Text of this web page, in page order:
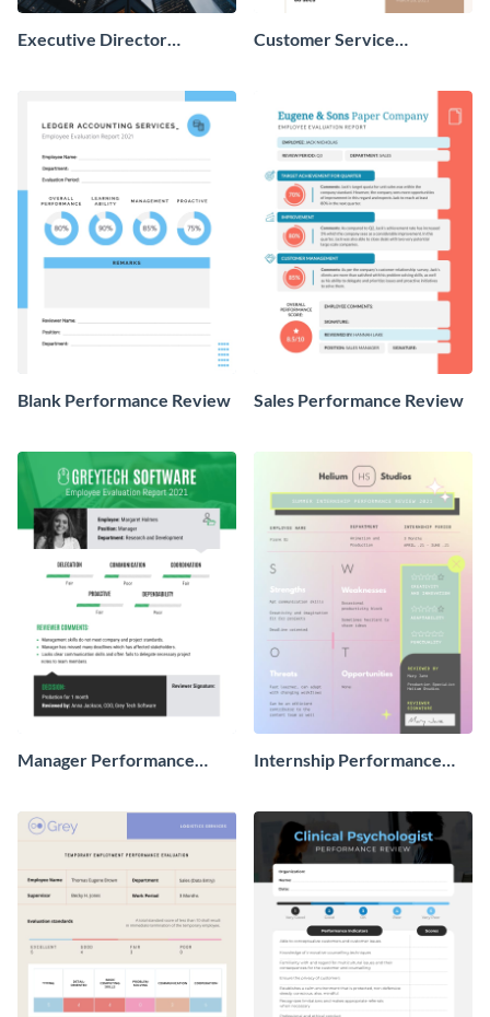
Executive Director
Customer Service
Blank Performance Review Sales Performance Review
Manager Performance
Internship Performance